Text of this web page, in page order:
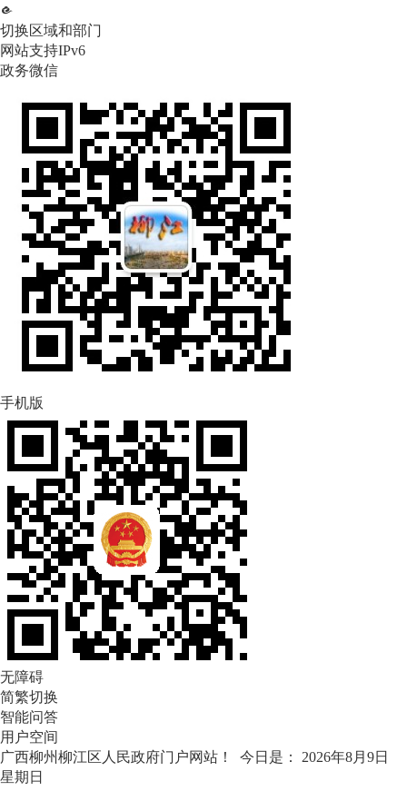
切换区域和部门
网站支持IPv6
政务微信
手机版
无障碍
简繁切换
智能问答
用户空间
广西柳州柳江区人民政府门户网站！ 今日是： 2026年8月9日
星期日